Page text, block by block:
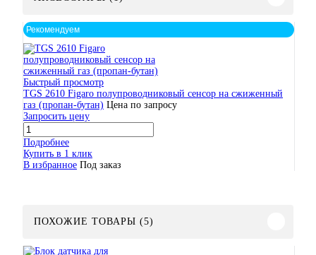
Рекомендуем
Быстрый просмотр
TGS 2610 Figaro полупроводниковый сенсор на сжиженный
газ (пропан-бутан) Цена по запросу
Запросить цену
Подробнее
Купить в 1 клик
В избранное Под заказ
ПОХОЖИЕ ТОВАРЫ (5)